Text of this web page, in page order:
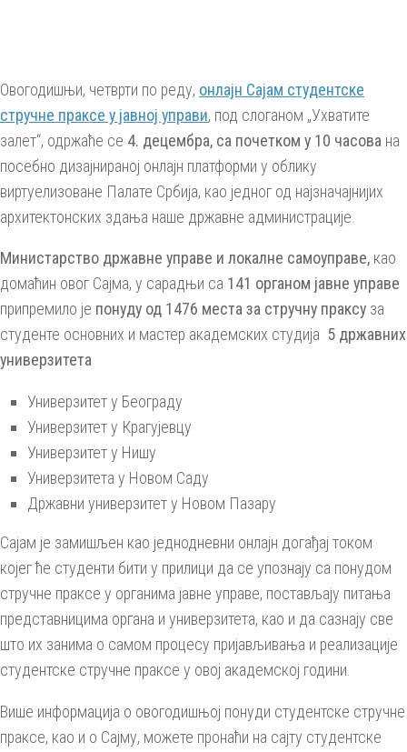
Овогодишњи, четврти по реду, онлајн Сајам студентске
стручне праксе у јавној управи, под слоганом „Ухватите
залет“, одржаће се 4. децембра, са почетком у 10 часова на
посебно дизајнираној онлајн платформи у облику
виртуелизоване Палате Србија, као једног од најзначајнијих
архитектонских здања наше државне администрације.
Министарство државне управе и локалне самоуправе, као
домаћин овог Сајма, у сарадњи са 141 органом јавне управе
припремило је понуду од 1476 места за стручну праксу за
студенте основних и мастер академских студија 5 државних
универзитета
Универзитет у Београду
Универзитет у Крагујевцу
Универзитет у Нишу
Универзитета у Новом Саду
Државни универзитет у Новом Пазару
Сајам је замишљен као једнодневни онлајн догађај током
којег ће студенти бити у прилици да се упознају са понудом
стручне праксе у органима јавне управе, постављају питања
представницима органа и универзитета, као и да сазнају све
што их занима о самом процесу пријављивања и реализације
студентске стручне праксе у овој академској години.
Више информација о овогодишњој понуди студентске стручне
праксе, као и о Сајму, можете пронаћи на сајту студентске